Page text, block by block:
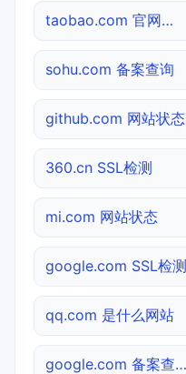
taobao.com 官网入口
sohu.com 备案查询
github.com 网站状态
360.cn SSL检测
mi.com 网站状态
google.com SSL检测
qq.com 是什么网站
google.com 备案查询